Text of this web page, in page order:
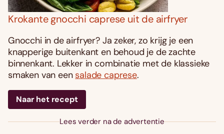
Krokante gnocchi caprese uit de airfryer
Gnocchi in de airfryer? Ja zeker, zo krijg je een
knapperige buitenkant en behoud je de zachte
binnenkant. Lekker in combinatie met de klassieke
smaken van een salade caprese.
Naar het recept
Lees verder na de advertentie